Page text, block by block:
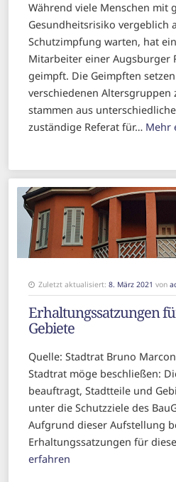
Während viele Menschen mit
Gesundheitsrisiko vergeblich
Schutzimpfung warten, hat
Mitarbeiter einer Augsburger
geimpft. Die Geimpften
verschiedenen Altersgruppen
stammen aus
zuständige Referat für… Mehr
Zuletzt aktualisiert: 8. März 2021 von
Erhaltungssatzungen
Gebiete
Quelle: Stadtrat Bruno
Stadtrat möge beschließen:
beauftragt, Stadtteile und
unter die Schutzziele des
Aufgrund dieser Aufstellung
Erhaltungssatzungen für
erfahren